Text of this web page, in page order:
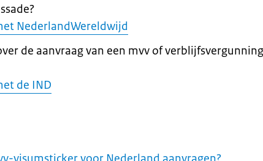
NederlandWereldwijd
de aanvraag van een mvv of verblijfsvergunning
de IND